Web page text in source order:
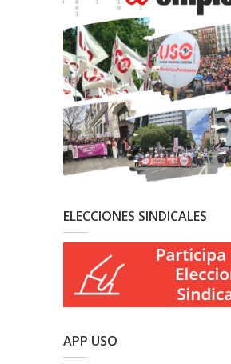
ELECCIONES SINDICALES
APP USO